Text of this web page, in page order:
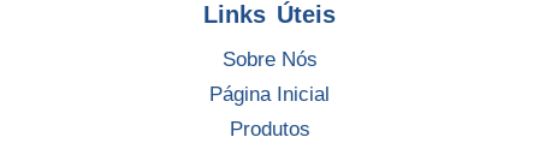
Links Úteis
Sobre Nós
Página Inicial
Produtos